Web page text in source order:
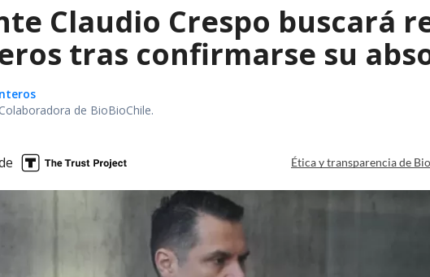
Claudio Crespo buscará
tras confirmarse su
de BioBioChile.
Ética y transparencia de